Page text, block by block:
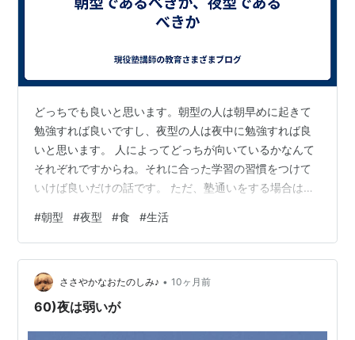
どっちでも良いと思います。朝型の人は朝早めに起きて
勉強すれば良いですし、夜型の人は夜中に勉強すれば良
いと思います。 人によってどっちが向いているかなんて
それぞれですからね。それに合った学習の習慣をつけて
いけば良いだけの話です。 ただ、塾通いをする場合は夜
ないですか。小学生であっても夕方。夜に頭が冴えてい
た方が有利ということになります。 でも入試や模試とな
ると、朝ですよね。だいたい午前中から試験が始まっ
て、昼をまたいで夕方前に終わるわけで。そうなると朝
型の方が良いということになります。 そう考えると、朝
#朝型 #夜型 #食 #生活
ささやかなおたのしみ♪ • 10ヶ月前
60)夜は弱いが